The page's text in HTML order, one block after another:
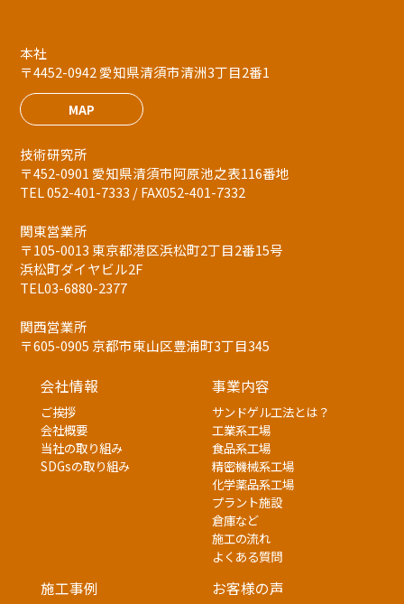
本社
〒4452-0942 愛知県清須市清洲3丁目2番1
MAP
技術研究所
〒452-0901 愛知県清須市阿原池之表116番地
TEL 052-401-7333 / FAX052-401-7332
関東営業所
〒105-0013 東京都港区浜松町2丁目2番15号
浜松町ダイヤビル2F
TEL03-6880-2377
関西営業所
〒605-0905 京都市東山区豊浦町3丁目345
会社情報
ご挨拶
会社概要
当社の取り組み
SDGsの取り組み
事業内容
サンドゲル工法とは？
工業系工場
食品系工場
精密機械系工場
化学薬品系工場
プラント施設
倉庫など
施工の流れ
よくある質問
施工事例
お客様の声